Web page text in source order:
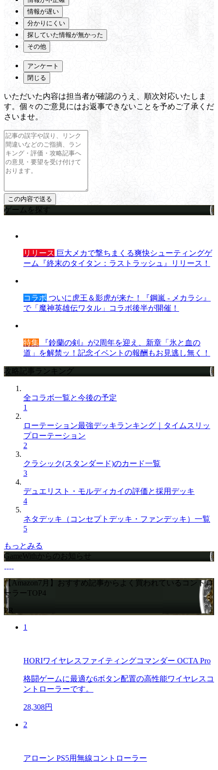
情報が遅い
分かりにくい
探していた情報が無かった
その他
アンケート
閉じる
いただいた内容は担当者が確認のうえ、順次対応いたしま
す。個々のご意見にはお返事できないことを予めご了承くだ
さいませ。
ゲームを探す
リリース 巨大メカで撃ちまくる爽快シューティングゲ
ーム『終末のタイタン：ラストラッシュ』リリース！
コラボ ついに虎王＆影虎が来た！『鋼嵐 - メカラシ』
で「魔神英雄伝ワタル」コラボ後半が開催！
特集 『鈴蘭の剣』が2周年を迎え、新章「氷と血の
道」を解禁ッ！記念イベントの報酬もお見逃し無く！
攻略記事ランキング
全コラボ一覧と今後の予定
1
ローテーション最強デッキランキング｜タイムスリッ
プローテーション
2
クラシック(スタンダード)のカード一覧
3
デュエリスト・モルディカイの評価と採用デッキ
4
ネタデッキ（コンセプトデッキ・ファンデッキ）一覧
5
もっとみる
GameWithからのお知らせ
【Amazon7月】おすすめ記事からよく買われているコントロ
ーラーTOP4
PR
1
HORIワイヤレスファイティングコマンダー OCTA Pro
格闘ゲームに最適な6ボタン配置の高性能ワイヤレスコ
ントローラーです。
28,308円
2
アローン PS5用無線コントローラー